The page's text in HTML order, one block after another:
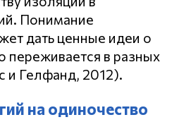
Понимание
дать ценные идеи о
переживается в разных
и Гелфанд, 2012).
на одиночество